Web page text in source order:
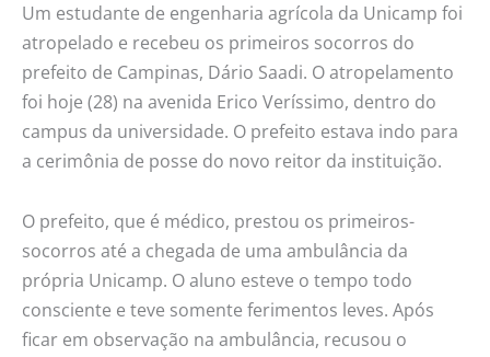
Um estudante de engenharia agrícola da Unicamp foi
atropelado e recebeu os primeiros socorros do
prefeito de Campinas, Dário Saadi. O atropelamento
foi hoje (28) na avenida Erico Veríssimo, dentro do
campus da universidade. O prefeito estava indo para
a cerimônia de posse do novo reitor da instituição.
O prefeito, que é médico, prestou os primeiros-
socorros até a chegada de uma ambulância da
própria Unicamp. O aluno esteve o tempo todo
consciente e teve somente ferimentos leves. Após
ficar em observação na ambulância, recusou o
Unicamp